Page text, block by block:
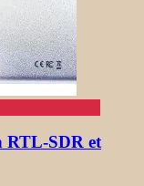
RTL-SDR et